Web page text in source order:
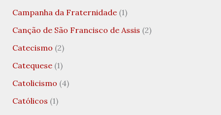
Campanha da Fraternidade(1)
Canção de São Francisco de Assis (2)
Catecismo (2)
Catequese(1)
Catolicismo (4)
Católicos (1)